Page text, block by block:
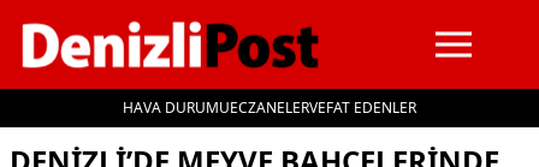
HAVA DURUMUECZANELERVEFAT EDENLER
İçeriğe geç